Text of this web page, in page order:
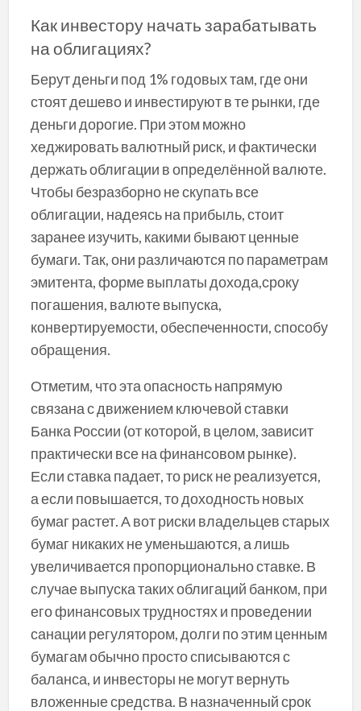
Как инвестору начать зарабатывать
на облигациях?
Берут деньги под 1% годовых там, где они
стоят дешево и инвестируют в те рынки, где
деньги дорогие. При этом можно
хеджировать валютный риск, и фактически
держать облигации в определённой валюте.
Чтобы безразборно не скупать все
облигации, надеясь на прибыль, стоит
заранее изучить, какими бывают ценные
бумаги. Так, они различаются по параметрам
эмитента, форме выплаты дохода,сроку
погашения, валюте выпуска,
конвертируемости, обеспеченности, способу
обращения.
Отметим, что эта опасность напрямую
связана с движением ключевой ставки
Банка России (от которой, в целом, зависит
практически все на финансовом рынке).
Если ставка падает, то риск не реализуется,
а если повышается, то доходность новых
бумаг растет. А вот риски владельцев старых
бумаг никаких не уменьшаются, а лишь
увеличивается пропорционально ставке. В
случае выпуска таких облигаций банком, при
его финансовых трудностях и проведении
санации регулятором, долги по этим ценным
бумагам обычно просто списываются с
баланса, и инвесторы не могут вернуть
вложенные средства. В назначенный срок